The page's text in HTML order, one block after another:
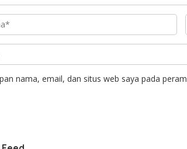
nama, email, dan situs web saya pada